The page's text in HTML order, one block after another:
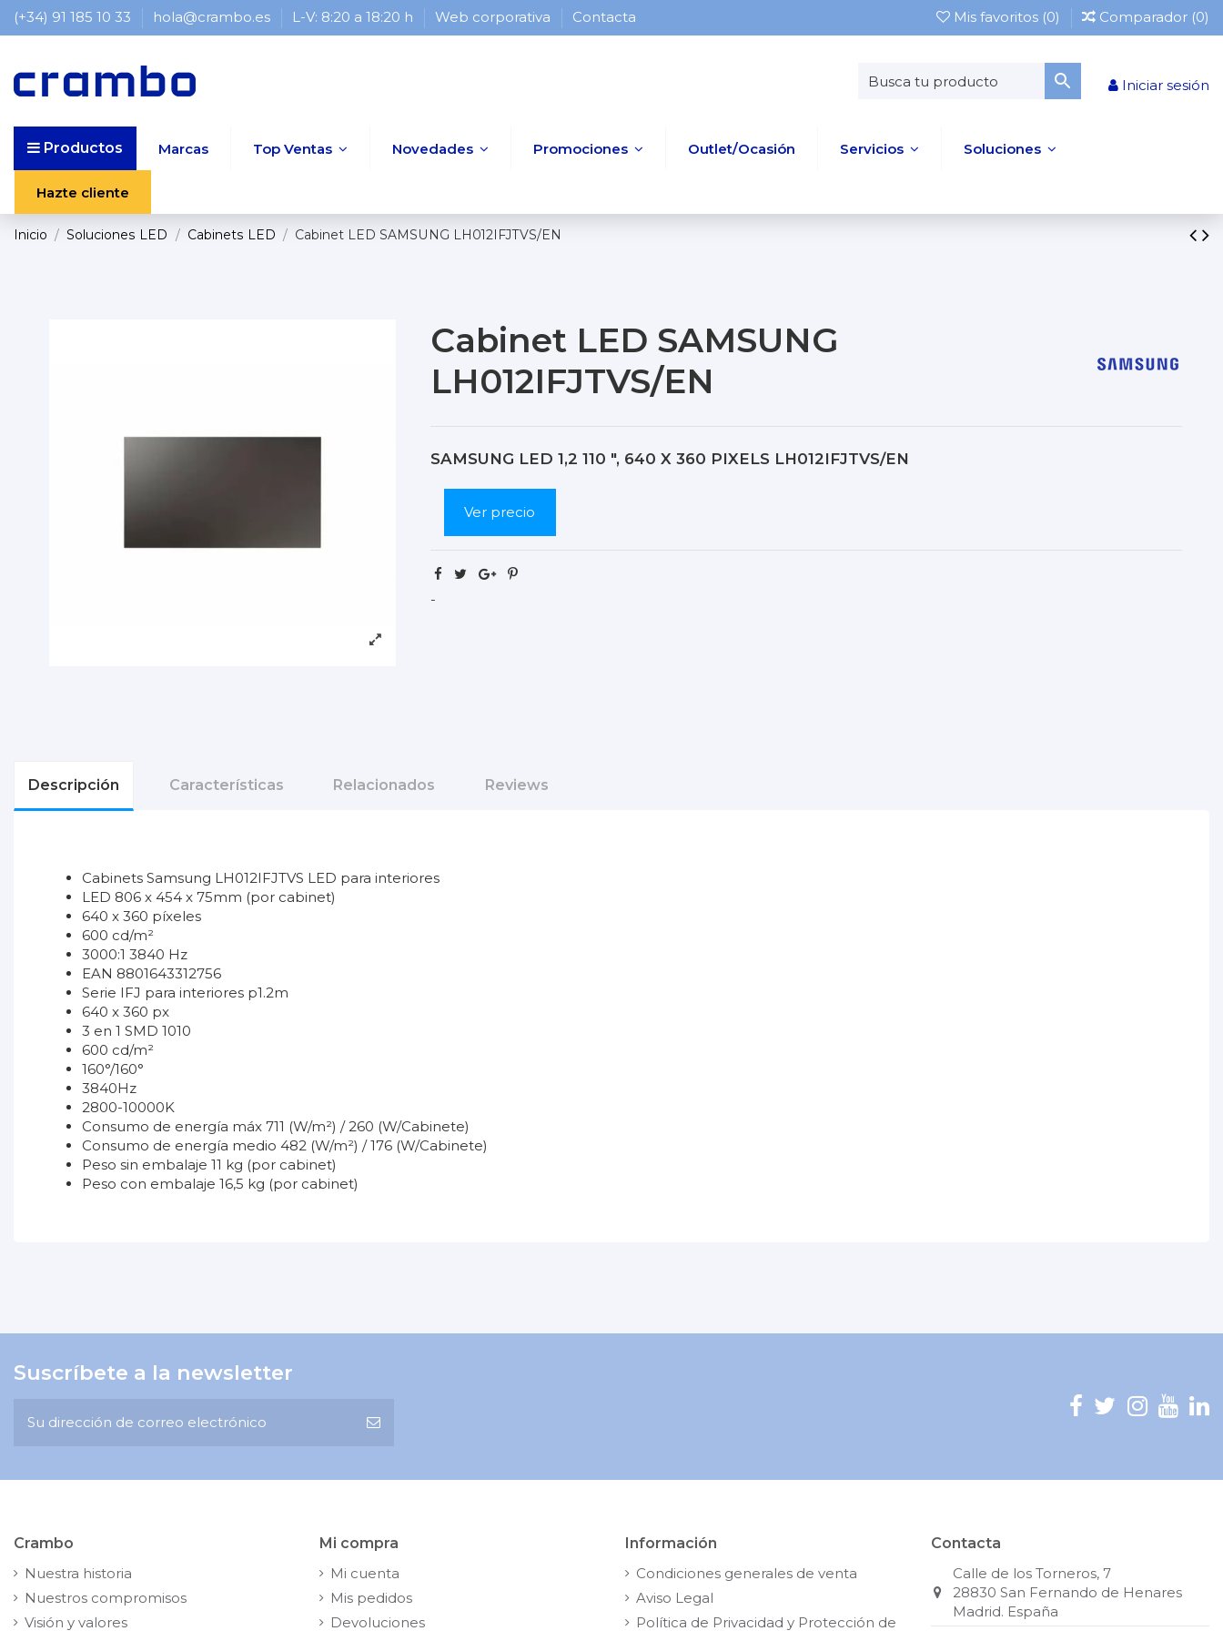
(+34) 91 185 10 33 hola@crambo.es L-V: 8:20 a 18:20 h Web corporativa Contacta Mis favoritos (0) Comparador (0)
Iniciar sesión
Productos Marcas Top Ventas Novedades Promociones Outlet/Ocasión Servicios Soluciones
Hazte cliente
Inicio Soluciones LED Cabinets LED Cabinet LED SAMSUNG LH012IFJTVS/EN
Cabinet LED SAMSUNG
LH012IFJTVS/EN
SAMSUNG LED 1,2 110 ", 640 X 360 PIXELS LH012IFJTVS/EN
Ver precio
-
Descripción Características Relacionados Reviews
Cabinets Samsung LH012IFJTVS LED para interiores
LED 806 x 454 x 75mm (por cabinet)
640 x 360 píxeles
600 cd/m²
3000:1 3840 Hz
EAN 8801643312756
Serie IFJ para interiores p1.2m
640 x 360 px
3 en 1 SMD 1010
600 cd/m²
160°/160°
3840Hz
2800-10000K
Consumo de energía máx 711 (W/m²) / 260 (W/Cabinete)
Consumo de energía medio 482 (W/m²) / 176 (W/Cabinete)
Peso sin embalaje 11 kg (por cabinet)
Peso con embalaje 16,5 kg (por cabinet)
Suscríbete a la newsletter
Crambo
Nuestra historia
Nuestros compromisos
Visión y valores
Mi compra
Mi cuenta
Mis pedidos
Devoluciones
Información
Condiciones generales de venta
Aviso Legal
Política de Privacidad y Protección de
Contacta
Calle de los Torneros, 7
28830 San Fernando de Henares
Madrid. España